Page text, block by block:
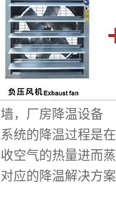
，厂房降温设备
统的降温过程是
空气的热量进而
应的降温解决方